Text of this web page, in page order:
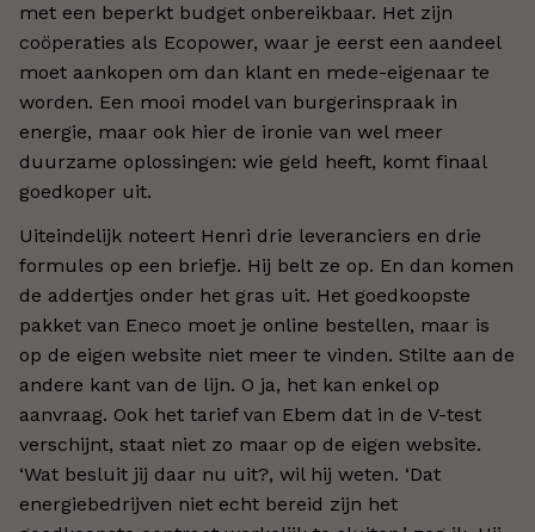
met een beperkt budget onbereikbaar. Het zijn
coöperaties als Ecopower, waar je eerst een aandeel
moet aankopen om dan klant en mede-eigenaar te
worden. Een mooi model van burgerinspraak in
energie, maar ook hier de ironie van wel meer
duurzame oplossingen: wie geld heeft, komt finaal
goedkoper uit.
Uiteindelijk noteert Henri drie leveranciers en drie
formules op een briefje. Hij belt ze op. En dan komen
de addertjes onder het gras uit. Het goedkoopste
pakket van Eneco moet je online bestellen, maar is
op de eigen website niet meer te vinden. Stilte aan de
andere kant van de lijn. O ja, het kan enkel op
aanvraag. Ook het tarief van Ebem dat in de V-test
verschijnt, staat niet zo maar op de eigen website.
‘Wat besluit jij daar nu uit?, wil hij weten. ‘Dat
energiebedrijven niet echt bereid zijn het